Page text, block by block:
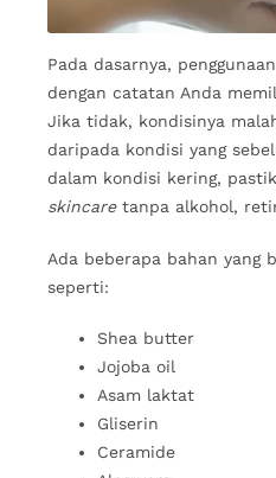
Pada dasarnya, penggunaan
dengan catatan Anda
Jika tidak, kondisinya
daripada kondisi yang
dalam kondisi kering,
skincaretanpa alkohol,
Ada beberapa bahan yang
seperti:
Shea butter
Jojoba oil
Asam laktat
Gliserin
Ceramide